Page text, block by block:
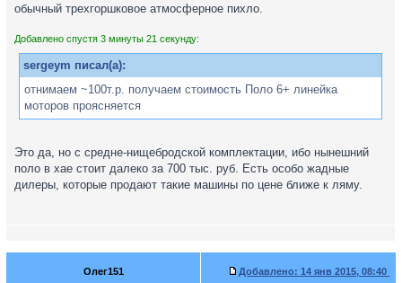
обычный трехгоршковое атмосферное пихло.
Добавлено спустя 3 минуты 21 секунду:
sergeym писал(а):
отнимаем ~100т.р. получаем стоимость Поло 6+ линейка
моторов проясняется
Это да, но с средне-нищебродской комплектации, ибо нынешний
поло в хае стоит далеко за 700 тыс. руб. Есть особо жадные
дилеры, которые продают такие машины по цене ближе к ляму.
Олег151 Добавлено: 14 янв 2015, 08:40